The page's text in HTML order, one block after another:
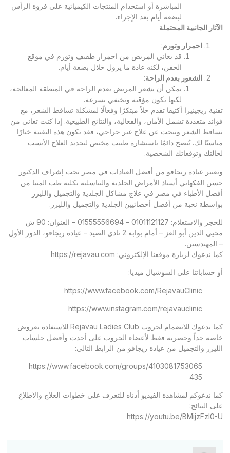
المباشرة أو استخدام المنتجات الكيميائية على فروة الرأس
لبضعة أيام بعد الإجراء.
الآثار الجانبية المحتملة
احمرار وتورم:
قد يعاني المريض من احمرار طفيف وتورم في موقع
الحقن، لكنه عادة ما يزول خلال بضعة أيام.
الشعور بعدم الراحة:
يمكن أن يشعر المريض بعدم الراحة في المنطقة المعالجة،
لكنها تكون مؤقتة وتختفي بسرعة.
تقنية ريجينيرا أكتيفا تقدم حلاً مبتكرًا وفعالًا لمشكلة تساقط الشعر، مع
فوائد متعددة تشمل الأمان، والفعالية، والنتائج الطبيعية. إذا كنت تعاني من
تساقط الشعر وتبحث عن علاج غير جراحي، فقد تكون هذه التقنية خيارًا
مناسبًا لك. يُنصح دائمًا باستشارة طبيب مختص لتحديد العلاج الأنسب
لحالتك وتوقعاتك الشخصية.
وتعتبر عيادة ريجافو من أفضل العيادات في مصر تحت إشراف الدكتور
حسن الفكهاني أستاذ الأمراض الجلدية والتناسلية بكلية طب المنيا من
أفضل الأطباء في مصر في علاج مشاكل الجلدية والتجميل والليزر
بواسطة نخبة من أفضل أخصائيين الجلدية والتجميل والليزر.
للحجز والاستعلام: 01011121127 – 01555556694 – العنوان: 90 ش
محيي الدين أبو العز – أمام بوابه 2 نادي الصيد – عيادة ريجافو، الدور الأول
– المهندسين.
كما ندعوك لزيارة موقعنا الإلكتروني: https://rejavau.com
أو حساباتنا على السوشيال ميديا:
https://www.facebook.com/RejavauClinic
https://www.instagram.com/rejavauclinic
كما ندعوك للانضمام لجروب Rejavau Ladies Club للاستفادة بعروض
خاصة جداً وحصرية فقط لأعضاء الجروب على أحدث وأفضل جلسات
الليزر والتجميل من عيادة ريجافو من الرابط التالي:
https://www.facebook.com/groups/4103081753065
435
كما ندعوكم لمشاهدة الفيديو أدناه للتعرف على خطوات العلاج والاطلاع
على النتائج:
https://youtu.be/BMijzFzl0-U